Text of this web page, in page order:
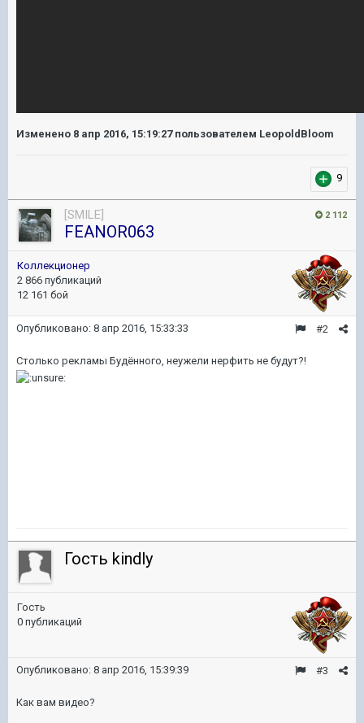
Изменено 8 апр 2016, 15:19:27пользователем LeopoldBloom
9
2 112
[SMILE]
FEANOR063
Коллекционер
2 866 публикаций
12 161 бой
#2
Опубликовано: 8 апр 2016, 15:33:33
Столько рекламы Будённого, неужели нерфить не будут?!
Гость kindly
Гость
0 публикаций
#3
Опубликовано: 8 апр 2016, 15:39:39
Как вам видео?